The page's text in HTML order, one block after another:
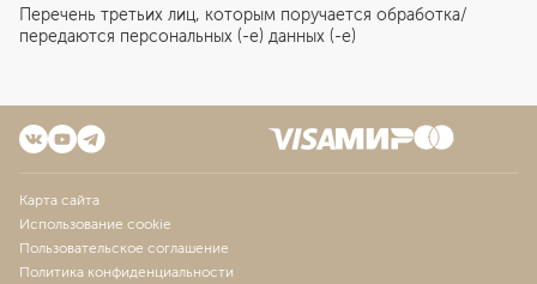
Перечень третьих лиц, которым поручается обработка/
передаются персональных (-е) данных (-е)
Карта сайта
Использование cookie
Пользовательское соглашение
Политика конфиденциальности